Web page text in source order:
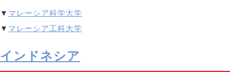
▼ マレーシア科学大学
▼ マレーシア工科大学
インドネシア